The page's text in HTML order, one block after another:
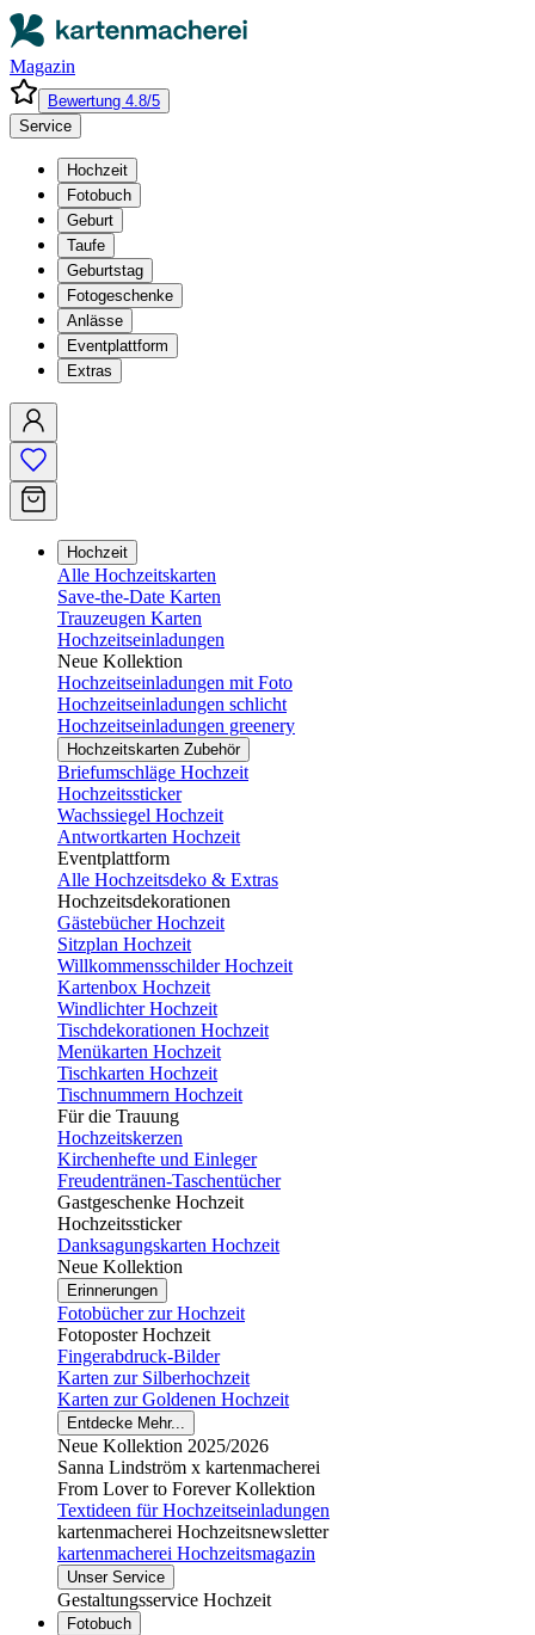
Magazin
Bewertung 4.8/5
Service
Hochzeit
Fotobuch
Geburt
Taufe
Geburtstag
Fotogeschenke
Anlässe
Eventplattform
Extras
Hochzeit
Alle Hochzeitskarten
Save-the-Date Karten
Trauzeugen Karten
Hochzeitseinladungen
Neue Kollektion
Hochzeitseinladungen mit Foto
Hochzeitseinladungen schlicht
Hochzeitseinladungen greenery
Hochzeitskarten Zubehör
Briefumschläge Hochzeit
Hochzeitssticker
Wachssiegel Hochzeit
Antwortkarten Hochzeit
Eventplattform
Alle Hochzeitsdeko & Extras
Hochzeitsdekorationen
Gästebücher Hochzeit
Sitzplan Hochzeit
Willkommensschilder Hochzeit
Kartenbox Hochzeit
Windlichter Hochzeit
Tischdekorationen Hochzeit
Menükarten Hochzeit
Tischkarten Hochzeit
Tischnummern Hochzeit
Für die Trauung
Hochzeitskerzen
Kirchenhefte und Einleger
Freudentränen-Taschentücher
Gastgeschenke Hochzeit
Hochzeitssticker
Danksagungskarten Hochzeit
Neue Kollektion
Erinnerungen
Fotobücher zur Hochzeit
Fotoposter Hochzeit
Fingerabdruck-Bilder
Karten zur Silberhochzeit
Karten zur Goldenen Hochzeit
Entdecke Mehr...
Neue Kollektion 2025/2026
Sanna Lindström x kartenmacherei
From Lover to Forever Kollektion
Textideen für Hochzeitseinladungen
kartenmacherei Hochzeitsnewsletter
kartenmacherei Hochzeitsmagazin
Unser Service
Gestaltungsservice Hochzeit
Fotobuch